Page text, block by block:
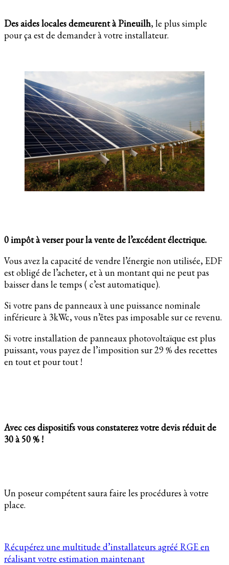
Des aides locales demeurent à Pineuilh, le plus simple
pour ça est de demander à votre installateur.
0 impôt à verser pour la vente de l’excédent électrique.
Vous avez la capacité de vendre l’énergie non utilisée, EDF
est obligé de l’acheter, et à un montant qui ne peut pas
baisser dans le temps ( c’est automatique).
Si votre pans de panneaux à une puissance nominale
inférieure à 3kWc, vous n’êtes pas imposable sur ce revenu.
Si votre installation de panneaux photovoltaïque est plus
puissant, vous payez de l’imposition sur 29 % des recettes
en tout et pour tout !
Avec ces dispositifs vous constaterez votre devis réduit de
30 à 50 % !
Un poseur compétent saura faire les procédures à votre
place.
Récupérez une multitude d’installateurs agréé RGE en
réalisant votre estimation maintenant